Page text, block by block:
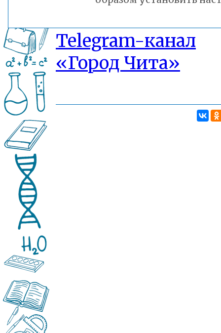
Telegram-канал
«Город Чита»